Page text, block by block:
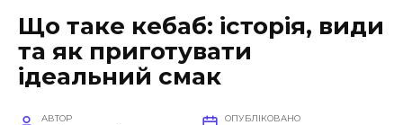
Що таке кебаб: історія, види
та як приготувати
ідеальний смак
АВТОР ОПУБЛІКОВАНО